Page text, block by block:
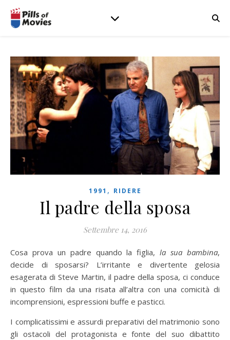
1991 , RIDERE
Il padre della sposa
Settembre 14, 2016
Cosa prova un padre quando la figlia,la sua bambina,
decide di sposarsi? L’irritante e divertente gelosia
esagerata di Steve Martin, il padre della sposa, ci conduce
in questo film da una risata all’altra con una comicità di
incomprensioni, espressioni buffe e pasticci.
I complicatissimi e assurdi preparativi del matrimonio sono
gli ostacoli del protagonista e fonte del suo dibattito